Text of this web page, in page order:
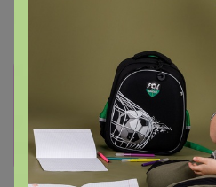
Информация о
лишь членам
Показать